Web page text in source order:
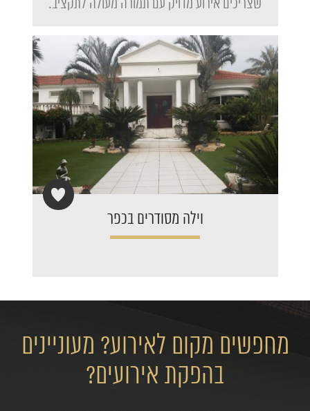
שצריכים אירוע מדויק עם תמורה מעולה לתקציב.
וילה מסודרים בכפר
מחפשים מקום לאירוע? מעוניינים
בהפקת אירועים?